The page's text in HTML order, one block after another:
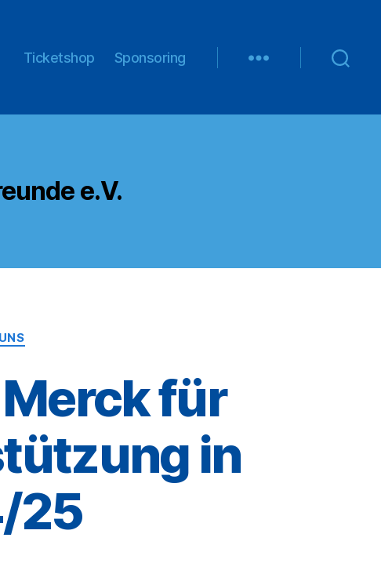
Ticketshop Sponsoring
e.V.
für
in
25